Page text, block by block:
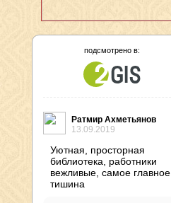
подсмотрено в:
Ратмир Ахметьянов
13.09.2019
Уютная, просторная
библиотека, работники
вежливые, самое главное
тишина